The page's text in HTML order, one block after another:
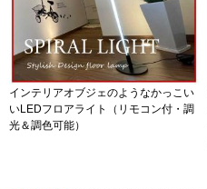
インテリアオブジェのようなかっこい
いLEDフロアライト（リモコン付・調
光＆調色可能）